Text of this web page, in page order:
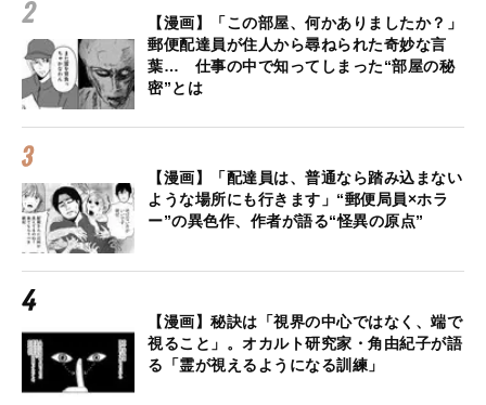
【漫画】「この部屋、何かありましたか？」
郵便配達員が住人から尋ねられた奇妙な言
葉… 仕事の中で知ってしまった“部屋の秘
密”とは
【漫画】「配達員は、普通なら踏み込まない
ような場所にも行きます」“郵便局員×ホラ
ー”の異色作、作者が語る“怪異の原点”
【漫画】秘訣は「視界の中心ではなく、端で
視ること」。オカルト研究家・角由紀子が語
る「霊が視えるようになる訓練」